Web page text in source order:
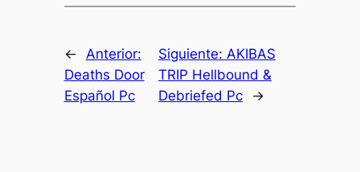
← Anterior:
Deaths Door
Español Pc
Siguiente:AKIBAS
TRIP Hellbound &
Debriefed Pc
→